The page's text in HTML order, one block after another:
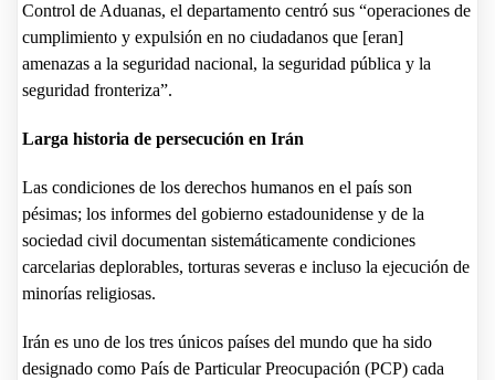
Control de Aduanas, el departamento centró sus “operaciones de
cumplimiento y expulsión en no ciudadanos que [eran]
amenazas a la seguridad nacional, la seguridad pública y la
seguridad fronteriza”.
Larga historia de persecución en Irán
Las condiciones de los derechos humanos en el país son
pésimas; los informes del gobierno estadounidense y de la
sociedad civil documentan sistemáticamente condiciones
carcelarias deplorables, torturas severas e incluso la ejecución de
minorías religiosas.
Irán es uno de los tres únicos países del mundo que ha sido
designado como País de Particular Preocupación (PCP) cada